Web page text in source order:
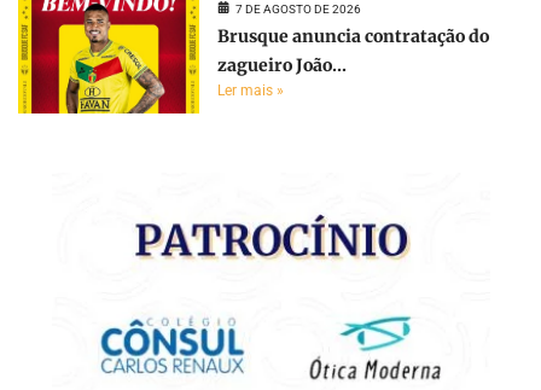
7 DE AGOSTO DE 2026
Brusque anuncia contratação do
zagueiro João...
Ler mais »